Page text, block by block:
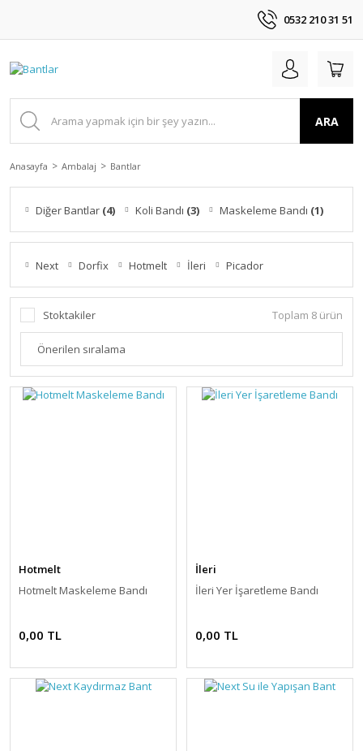
0532 210 31 51
ARA
Anasayfa Ambalaj Bantlar
Diğer Bantlar (4) Koli Bandı (3) Maskeleme Bandı (1)
Next Dorfix Hotmelt İleri Picador
Stoktakiler Toplam 8 ürün
Hotmelt
Hotmelt Maskeleme Bandı
0,00 TL
İleri
İleri Yer İşaretleme Bandı
0,00 TL